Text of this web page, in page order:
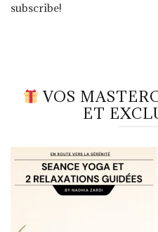
subscribe!
VOS
ET